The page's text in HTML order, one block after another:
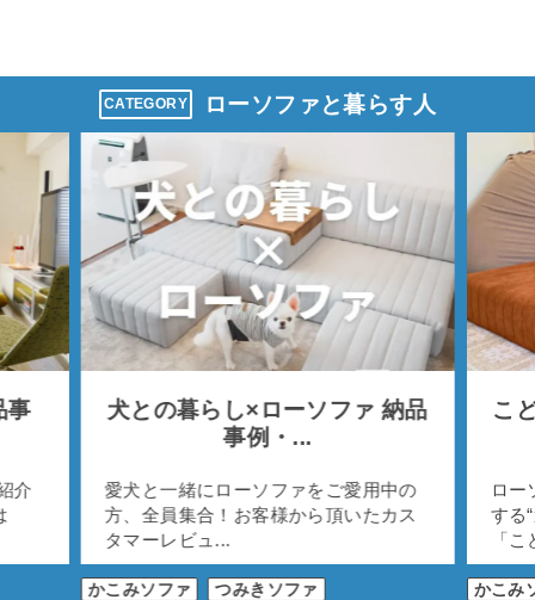
CATEGORY ローソファと暮らす人
事
介
犬との暮らし×ローソファ 納品
事例・...
愛犬と一緒にローソファをご愛用中の
方、全員集合！お客様から頂いたカス
タマーレビュ...
かこみソファ
つみきソファ
こ
ロー
する
「
かこみ